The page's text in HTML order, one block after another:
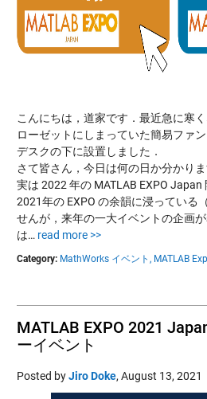
こんにちは，道家です．最近急に寒
ローゼットにしまっていた簡易ファ
デスクの下に設置しました．
さて皆さん，今日は何の日か分かりま
実は 2022 年の MATLAB EXPO
2021年の EXPO の余韻に浸っている
せんが，来年の一大イベントの企画
は… read more >>
Category: MathWorks イベント, MATLAB
MATLAB EXPO 2021
ーイベント
Posted byJiro Doke, August 13, 2021